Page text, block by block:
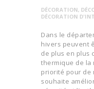
DÉCORATION,
DÉCORATION
Dans le
hivers peuvent
de plus en plus
thermique de la
priorité pour de
souhaite